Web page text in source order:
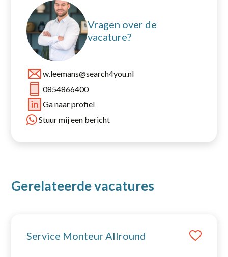
Vragen over de
vacature?
w.leemans@search4you.nl
0854866400
Ga naar profiel
Stuur mij een bericht
Gerelateerde vacatures
Service Monteur Allround